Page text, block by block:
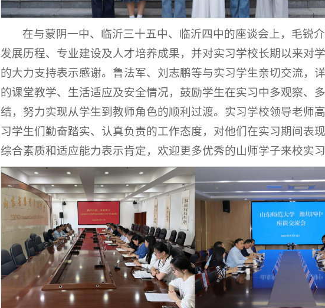
在与蒙阴一中、临沂三十五中、临沂四中的座谈会上，毛锐
发展历程、专业建设及人才培养成果，并对实习学校长期以来对
的大力支持表示感谢。鲁法军、刘志鹏等与实习学生亲切交流，
的课堂教学、生活适应及安全情况，鼓励学生在实习中多观察、
结，努力实现从学生到教师角色的顺利过渡。实习学校领导老师
习学生们勤奋踏实、认真负责的工作态度，对他们在实习期间表
综合素质和适应能力表示肯定，欢迎更多优秀的山师学子来校实习